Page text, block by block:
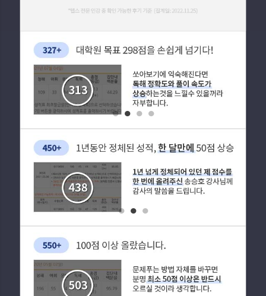
1 2 3 4
1 2 3